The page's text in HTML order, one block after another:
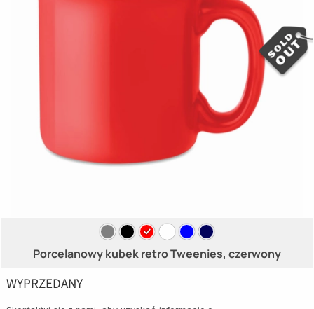
Porcelanowy kubek retro Tweenies, czerwony
WYPRZEDANY